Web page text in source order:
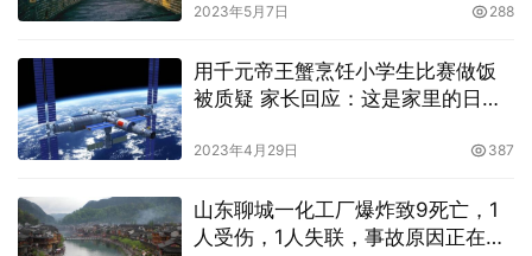
2023年5月7日 288
用千元帝王蟹烹饪小学生比赛做饭
被质疑 家长回应：这是家里的日常
2023年4月29日 387
山东聊城一化工厂爆炸致9死亡，1
人受伤，1人失联，事故原因正在调